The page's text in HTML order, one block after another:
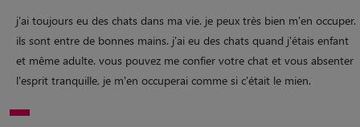
j'ai toujours eu des chats dans ma vie. je peux très bien m'en occuper.
ils sont entre de bonnes mains. j'ai eu des chats quand j'étais enfant
et même adulte. vous pouvez me confier votre chat et vous absenter
l'esprit tranquille, je m'en occuperai comme si c'était le mien.